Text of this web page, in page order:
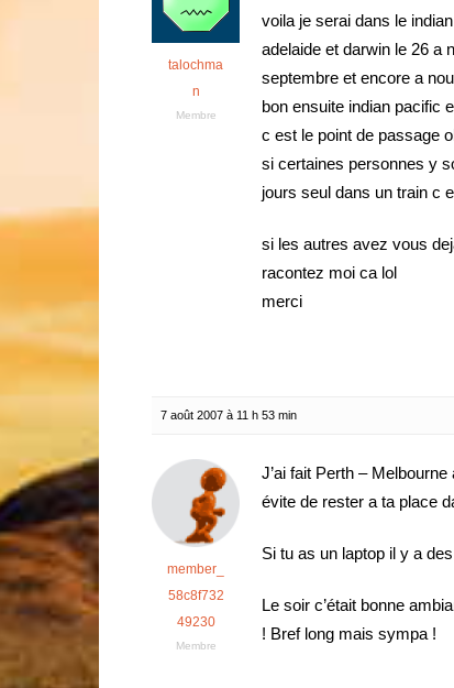
talochma
n
Membre
voila je serai dans le
adelaide et darwin le 26 a
septembre et encore a
bon ensuite indian pacific
c est le point de passage
si certaines personnes y
jours seul dans un train c
si les autres avez vous
racontez moi ca lol
merci
7 août 2007 à 11 h 53 min
member_
58c8f732
49230
Membre
J’ai fait Perth –
évite de rester a ta place
Si tu as un laptop il y a
Le soir c’était bonne
! Bref long mais sympa !